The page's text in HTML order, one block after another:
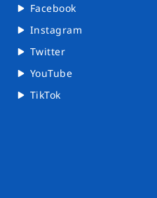
Facebook
Instagram
Twitter
YouTube
TikTok